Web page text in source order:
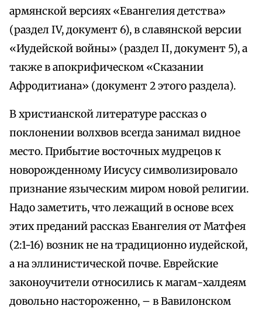
армянской версиях «Евангелия детства»
(раздел IV, документ 6), в славянской версии
«Иудейской войны» (раздел II, документ 5), а
также в апокрифическом «Сказании
Афродитиана» (документ 2 этого раздела).
В христианской литературе рассказ о
поклонении волхвов всегда занимал видное
место. Прибытие восточных мудрецов к
новорожденному Иисусу символизировало
признание языческим миром новой религии.
Надо заметить, что лежащий в основе всех
этих преданий рассказ Евангелия от Матфея
(2:1-16) возник не на традиционно иудейской,
а на эллинистической почве. Еврейские
законоучители относились к магам-халдеям
довольно настороженно, – в Вавилонском